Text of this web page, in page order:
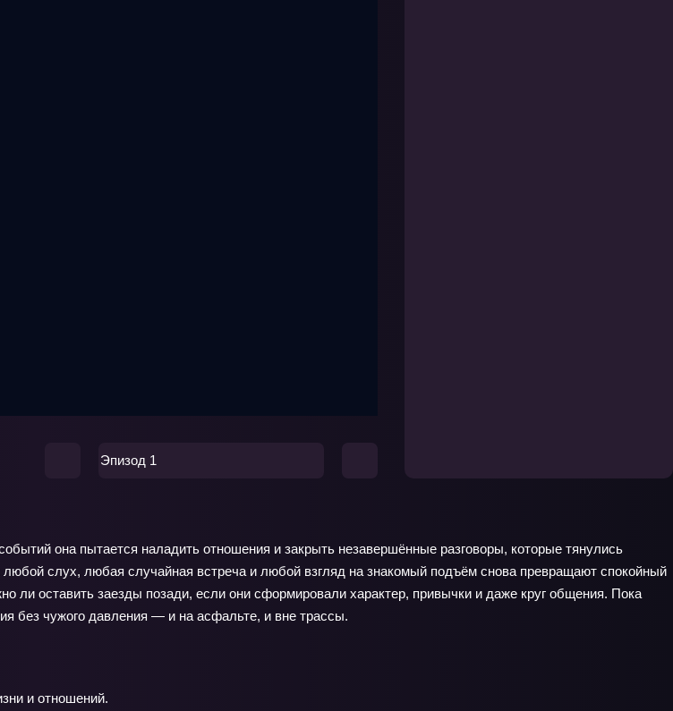
Эпизод 1
она пытается наладить отношения и закрыть незавершённые разговоры, которые тянулись
слух, любая случайная встреча и любой взгляд на знакомый подъём снова превращают спокойный
ли оставить заезды позади, если они сформировали характер, привычки и даже круг общения. Пока
без чужого давления — и на асфальте, и вне трассы.
и отношений.